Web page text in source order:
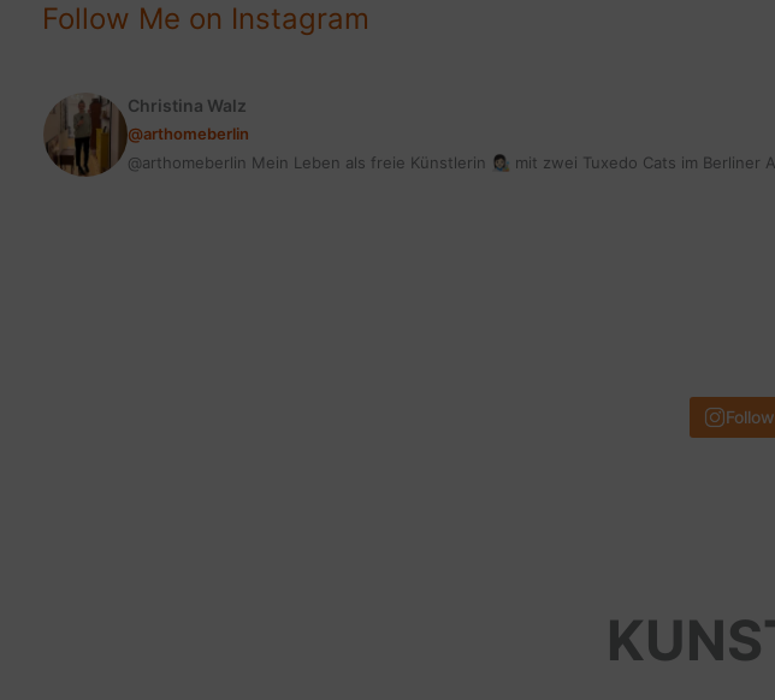
Follow Me on Instagram
Christina Walz
@arthomeberlin
@arthomeberlin Mein Leben als freie Künstlerin 👩🏻‍🎨 mit zwei Tuxedo Cats im